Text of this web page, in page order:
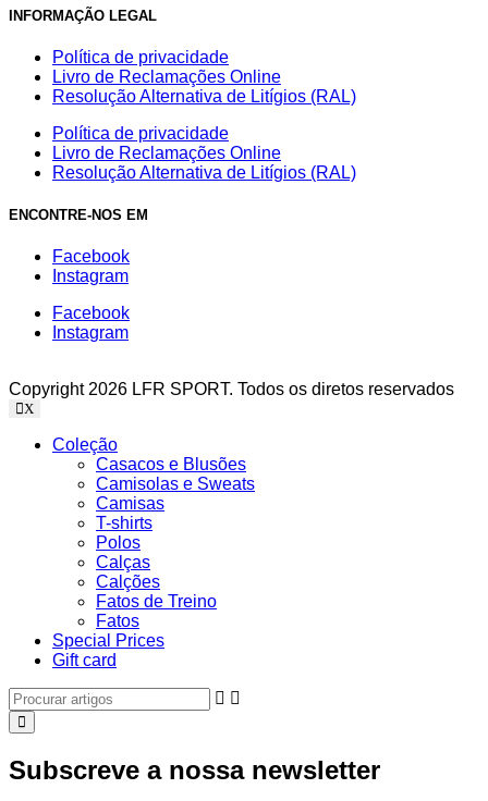
INFORMAÇÃO LEGAL
Política de privacidade
Livro de Reclamações Online
Resolução Alternativa de Litígios (RAL)
Política de privacidade
Livro de Reclamações Online
Resolução Alternativa de Litígios (RAL)
ENCONTRE-NOS EM
Facebook
Instagram
Facebook
Instagram
Copyright 2026 LFR SPORT. Todos os diretos reservados
X
Coleção
Casacos e Blusões
Camisolas e Sweats
Camisas
T-shirts
Polos
Calças
Calções
Fatos de Treino
Fatos
Special Prices
Gift card
Subscreve a nossa newsletter